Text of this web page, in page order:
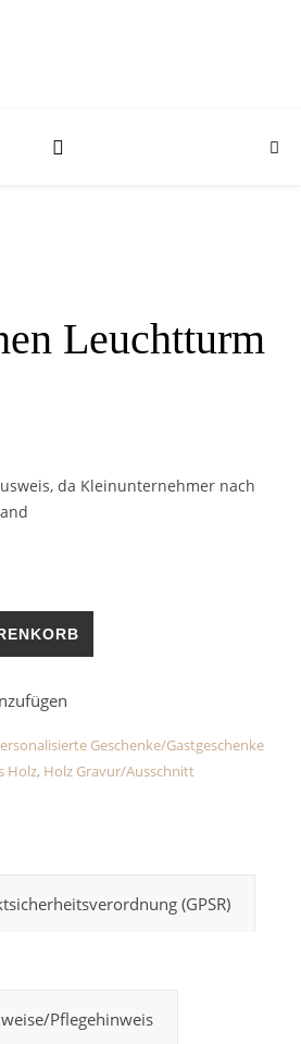
Leuchtturm
da Kleinunternehmer nach
aus Holz Menge
Geschenke/Gastgeschenke
Holz, Holz Gravur/Ausschnitt
(GPSR)
Pflegehinweis